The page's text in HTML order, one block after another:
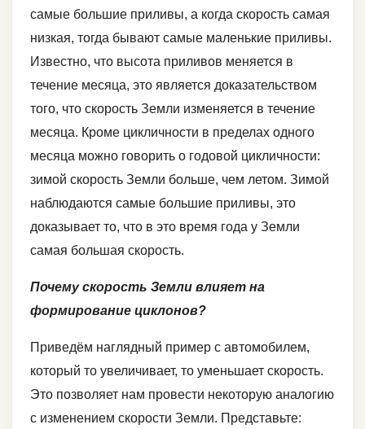
самые большие приливы, а когда скорость самая
низкая, тогда бывают самые маленькие приливы.
Известно, что высота приливов меняется в
течение месяца, это является доказательством
того, что скорость Земли изменяется в течение
месяца. Кроме цикличности в пределах одного
месяца можно говорить о годовой цикличности:
зимой скорость Земли больше, чем летом. Зимой
наблюдаются самые большие приливы, это
доказывает то, что в это время года у Земли
самая большая скорость.
Почему скорость Земли влияет на
формирование циклонов?
Приведём наглядный пример с автомобилем,
который то увеличивает, то уменьшает скорость.
Это позволяет нам провести некоторую аналогию
с изменением скорости Земли. Представьте: